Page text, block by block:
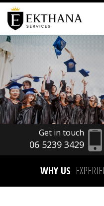
Get in touch
06 5239 3429
WHY US